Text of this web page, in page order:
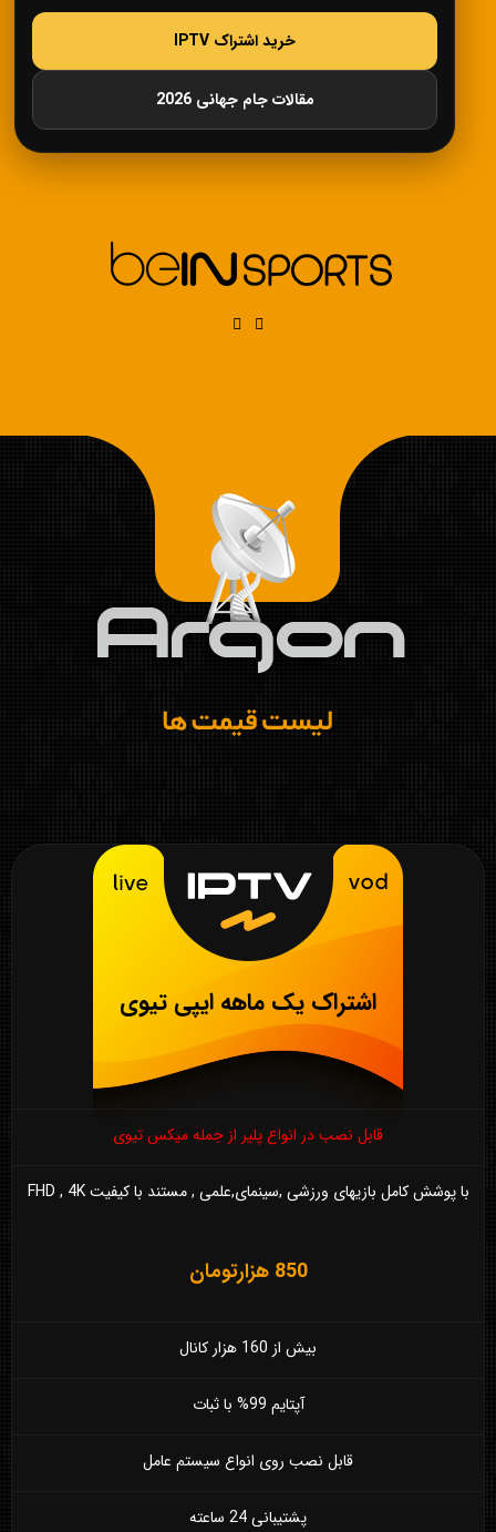
خرید اشتراک IPTV
مقالات جام جهانی 2026
اشتراک یک ماهه ایپی تیوی
قابل نصب در انواع پلیر از جمله میکس تیوی
با پوشش کامل بازیهای ورزشی ,سینمای,علمی , مستند با کیفیت FHD , 4K
850 هزارتومان
بیش از 160 هزار کانال
آپتایم 99% با ثبات
قابل نصب روی انواع سیستم عامل
پشتیبانی 24 ساعته